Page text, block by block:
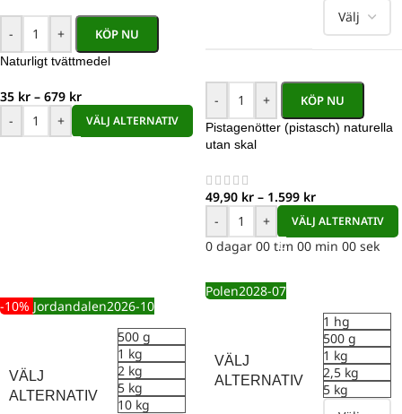
- + KÖP NU
Naturligt tvättmedel
35 kr – 679 kr
-
+ VÄLJ ALTERNATIV
- + KÖP NU
Pistagenötter (pistasch) naturella
utan skal
49,90 kr – 1.599 kr
-
+ VÄLJ ALTERNATIV
0 dagar 00 tim 00 min 00 sek
-10% Jordandalen2026-10
VÄLJ
ALTERNATIV
500 g
1 kg
2 kg
5 kg
10 kg
Polen2028-07
VÄLJ
ALTERNATIV
1 hg
500 g
1 kg
2,5 kg
5 kg